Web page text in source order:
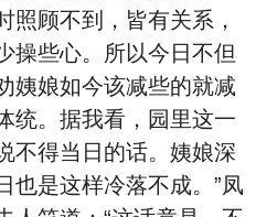
照顾不到，皆有关系，
操些心。所以今日不但
姨娘如今该减些的就减
统。据我看，园里这一
不得当日的话。姨娘深
也是这样冷落不成。”凤